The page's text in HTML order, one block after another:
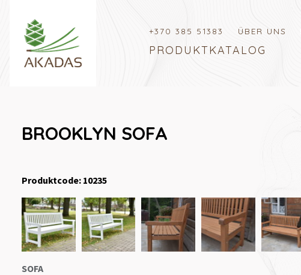
+370 385 51383 ÜBER UNS
PRODUKTKATALOG
BROOKLYN SOFA
Produktcode: 10235
SOFA